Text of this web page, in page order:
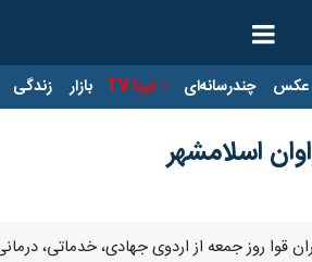
عکس چندرسانه‌ای ایرنا TV بازار زندگی
اسلامشهر
قوا روز جمعه از اردوی جهادی، خدماتی،